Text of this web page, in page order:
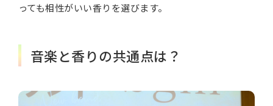
っても相性がいい香りを選びます。
音楽と香りの共通点は？